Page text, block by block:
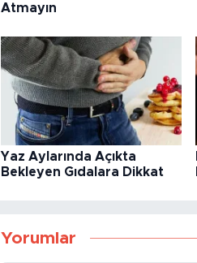
Atmayın
Yaz Aylarında Açıkta
Bekleyen Gıdalara Dikkat
Yorumlar